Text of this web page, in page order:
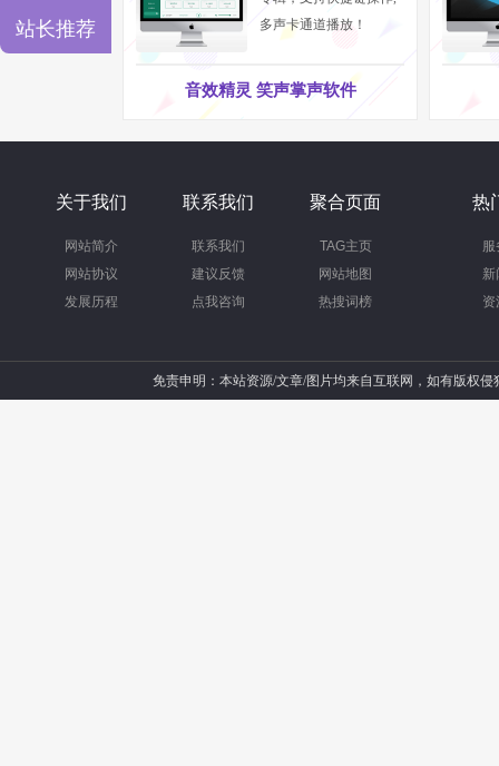
此时程序会自动检测并发现电脑中尚未安装或安装
作。此时点击声卡驱动右侧的“立即解决”按钮即可
站长推荐
多声卡通道播放！
音效精灵 笑声掌声软件
关于我们
网站简介
网站协议
发展历程
联系我们
联系我们
建议反馈
点我咨询
聚合页面
TAG主页
网站地图
热搜词榜
热
服
新
资
免责申明：本站资源/文章/图片均来自互联网，如有版权